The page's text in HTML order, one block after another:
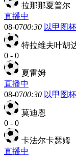
拉那那夏普尔
直播中
08-0700:30 以甲图杯
特拉维夫叶胡
0 - 0
夏雷姆
直播中
08-0700:30 以甲图杯
莫迪恩
0 - 0
卡法尔卡瑟姆
直播中